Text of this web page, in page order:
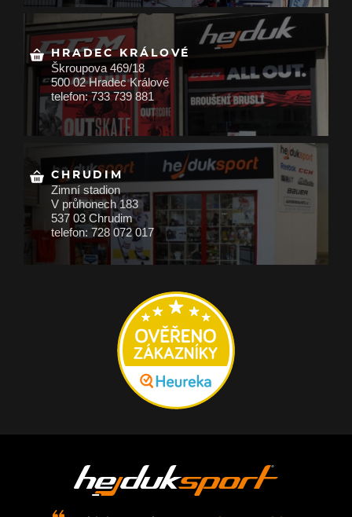
HRADEC KRÁLOVÉ
Škroupova 469/18
500 02 Hradec Králové
telefon: 733 739 881
CHRUDIM
Zimní stadion
V průhonech 183
537 03 Chrudim
telefon: 728 072 017